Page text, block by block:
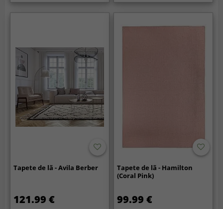
Tapete de lã - Avila Berber
121.99 €
Tapete de lã - Hamilton
(Coral Pink)
99.99 €